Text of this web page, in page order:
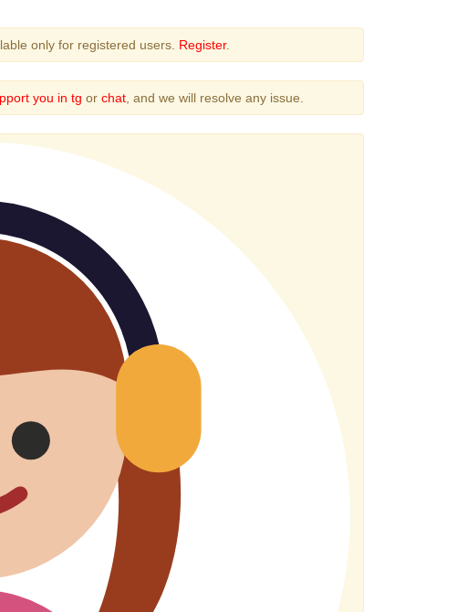
only for registered users. Register.
you in tg or chat, and we will resolve any issue.